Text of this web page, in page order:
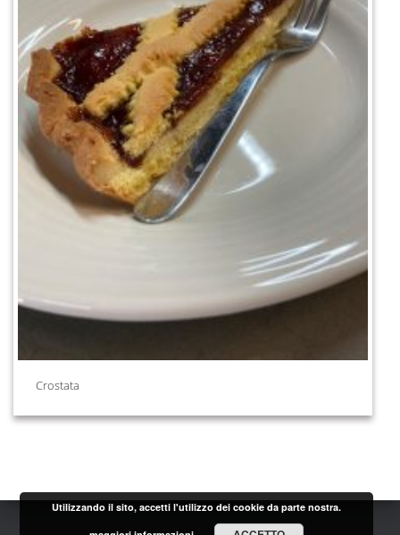
Crostata
Utilizzando il sito, accetti l'utilizzo dei cookie da parte nostra.